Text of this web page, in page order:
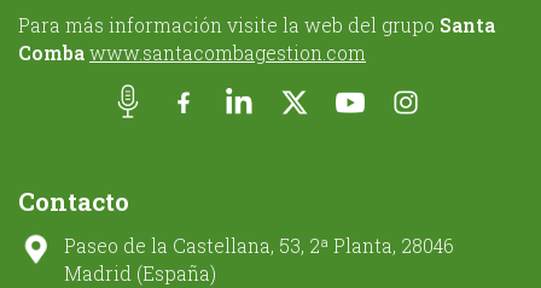
Para más información visite la web del grupo Santa
Combawww.santacombagestion.com
Contacto
Paseo de la Castellana, 53, 2ª Planta, 28046
Madrid (España)